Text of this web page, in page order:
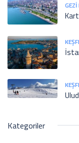
GEZI
Kategoriler